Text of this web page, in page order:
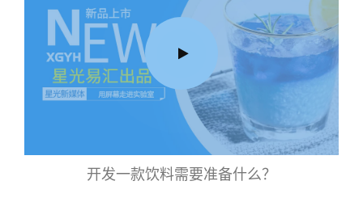
开发一款饮料需要准备什么？